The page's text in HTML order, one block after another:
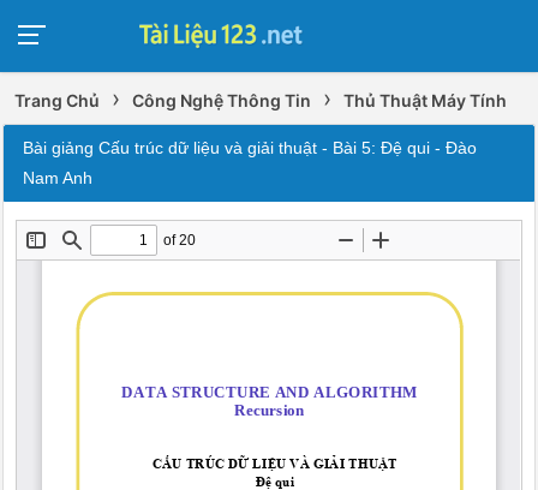
Trang Chủ › Công Nghệ Thông Tin › Thủ Thuật Máy Tính
Bài giảng Cấu trúc dữ liệu và giải thuật - Bài 5: Đệ qui - Đào
Nam Anh